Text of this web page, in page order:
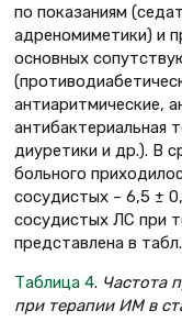
по показаниям
адреномиметики) и
основных
антиаритмические,
антибактериальная
диуретики и др.). В
больного
сосудистых – 6,5 ±
сосудистых ЛС при
представлена в
Таблица 4. Частота
при терапии ИМ в